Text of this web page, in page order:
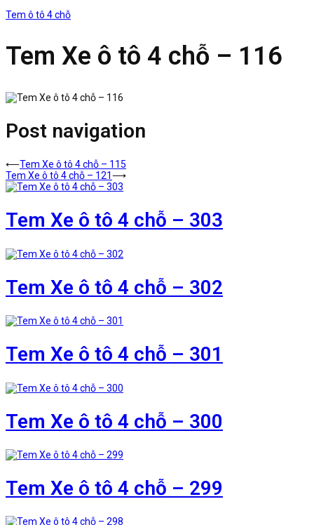
Tem ô tô 4 chỗ
Tem Xe ô tô 4 chỗ – 116
Post navigation
⟵Tem Xe ô tô 4 chỗ – 115
Tem Xe ô tô 4 chỗ – 121⟶
Tem Xe ô tô 4 chỗ – 303
Tem Xe ô tô 4 chỗ – 302
Tem Xe ô tô 4 chỗ – 301
Tem Xe ô tô 4 chỗ – 300
Tem Xe ô tô 4 chỗ – 299